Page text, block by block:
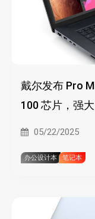
戴尔发布 Pro
100 芯片，强
05/22/2025
办公设计本 笔记本